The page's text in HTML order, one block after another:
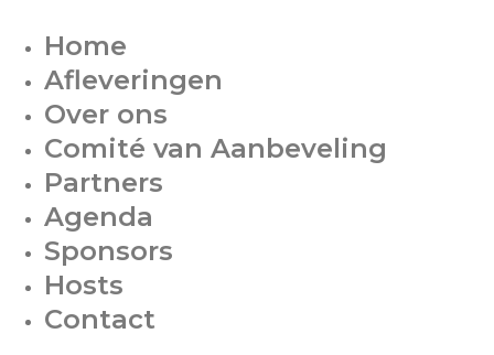
Home
Afleveringen
Over ons
Comité van Aanbeveling
Partners
Agenda
Sponsors
Hosts
Contact